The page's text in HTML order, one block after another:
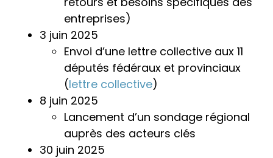
entreprises)
3 juin 2025
Envoi d’une lettre collective aux 11
députés fédéraux et provinciaux
(lettre collective)
8 juin 2025
Lancement d’un sondage régional
auprès des acteurs clés
30 juin 2025